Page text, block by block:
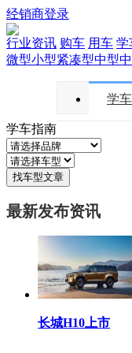
经销商登录
行业资讯 购车 用车 学
微型小型紧凑型中型
学
学车指南
找车型文章
最新发布资讯
长城H10上市